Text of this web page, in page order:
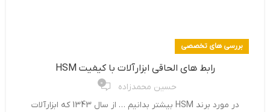
بررسی های تخصصی
رابط های الحاقی ابزارآلات با کیفیت HSM
حسین محمدزاده 0
در مورد برند HSM بیشتر بدانیم … از سال 1343 که ابزارآلات